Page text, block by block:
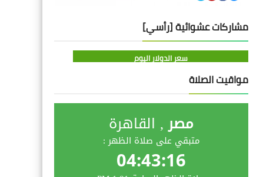
مشاركات عشوائية [رأسي]
سعر الدولار اليوم
مواقيت الصلاة